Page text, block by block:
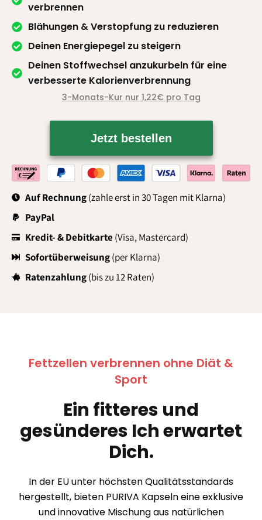
verbrennen
Blähungen & Verstopfung zu reduzieren
Deinen Energiepegel zu steigern
Deinen Stoffwechsel anzukurbeln für eine
verbesserte Kalorienverbrennung
3-Monats-Kur nur 1,22€ pro Tag
Jetzt bestellen
Auf Rechnung(zahle erst in 30 Tagen mit Klarna)
PayPal
Kredit- & Debitkarte(Visa, Mastercard)
Sofortüberweisung(per Klarna)
Ratenzahlung(bis zu 12 Raten)
Fettzellen verbrennen ohne Diät &
Sport
Ein fitteres und
gesünderes Ich erwartet
Dich.
In der EU unter höchsten Qualitätsstandards
hergestellt, bieten PURIVA Kapseln eine exklusive
und innovative Mischung aus natürlichen